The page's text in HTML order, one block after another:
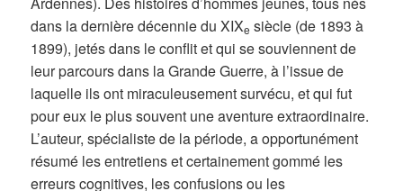
dans la dernière décennie du XIXe siècle (de 1893 à
1899), jetés dans le conflit et qui se souviennent de
leur parcours dans la Grande Guerre, à l’issue de
laquelle ils ont miraculeusement survécu, et qui fut
pour eux le plus souvent une aventure extraordinaire.
L’auteur, spécialiste de la période, a opportunément
résumé les entretiens et certainement gommé les
erreurs cognitives, les confusions ou les